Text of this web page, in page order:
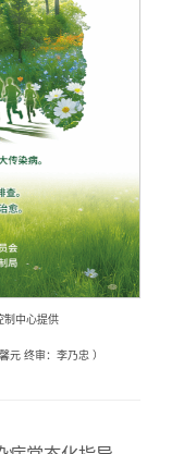
制中心提供
元 终审：李乃忠 ）